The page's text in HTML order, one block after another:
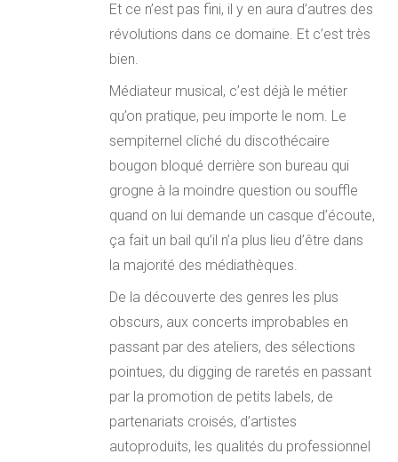
Et ce n’est pas fini, il y en aura d’autres des
révolutions dans ce domaine. Et c’est très
bien.
Médiateur musical, c’est déjà le métier
qu’on pratique, peu importe le nom. Le
sempiternel cliché du discothécaire
bougon bloqué derrière son bureau qui
grogne à la moindre question ou souffle
quand on lui demande un casque d’écoute,
ça fait un bail qu’il n’a plus lieu d’être dans
la majorité des médiathèques.
De la découverte des genres les plus
obscurs, aux concerts improbables en
passant par des ateliers, des sélections
pointues, du digging de raretés en passant
par la promotion de petits labels, de
partenariats croisés, d’artistes
autoproduits, les qualités du professionnel